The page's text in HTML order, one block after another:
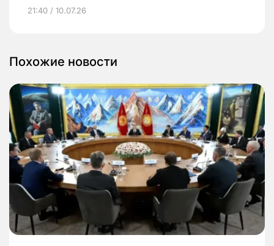
21:40 / 10.07.26
Похожие новости